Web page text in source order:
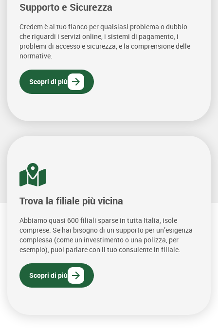
Supporto e Sicurezza
Credem è al tuo fianco per qualsiasi problema o dubbio
che riguardi i servizi online, i sistemi di pagamento, i
problemi di accesso e sicurezza, e la comprensione delle
normative.
Scopri di più
Trova la filiale più vicina
Abbiamo quasi 600 filiali sparse in tutta Italia, isole
comprese. Se hai bisogno di un supporto per un’esigenza
complessa (come un investimento o una polizza, per
esempio), puoi parlare con il tuo consulente in filiale.
Scopri di più